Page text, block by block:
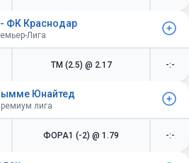
ФК Краснодар
Лига
ТМ (2.5) @ 2.17 -:-
Юнайтед
лига
ФОРА1 (-2) @ 1.79 -:-